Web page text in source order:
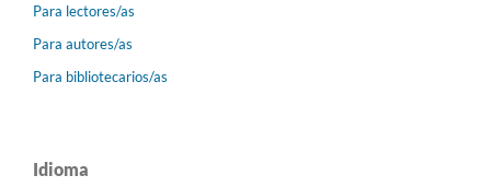
Para lectores/as
Para autores/as
Para bibliotecarios/as
Idioma